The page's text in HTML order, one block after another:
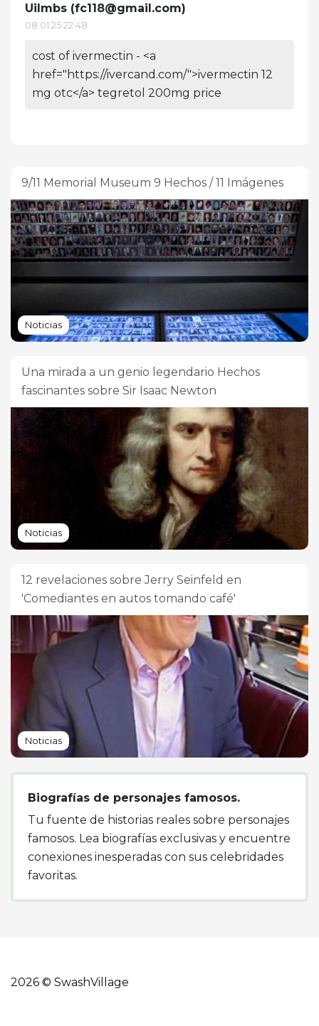
Uilmbs (fc118@gmail.com)
08.01.25 22:48
cost of ivermectin - <a
href="https://ivercand.com/">ivermectin 12
mg otc</a> tegretol 200mg price
9/11 Memorial Museum 9 Hechos / 11 Imágenes
Noticias
Una mirada a un genio legendario Hechos
fascinantes sobre Sir Isaac Newton
Noticias
12 revelaciones sobre Jerry Seinfeld en
'Comediantes en autos tomando café'
Noticias
Biografías de personajes famosos.
Tu fuente de historias reales sobre personajes
famosos. Lea biografías exclusivas y encuentre
conexiones inesperadas con sus celebridades
favoritas.
2026 © SwashVillage